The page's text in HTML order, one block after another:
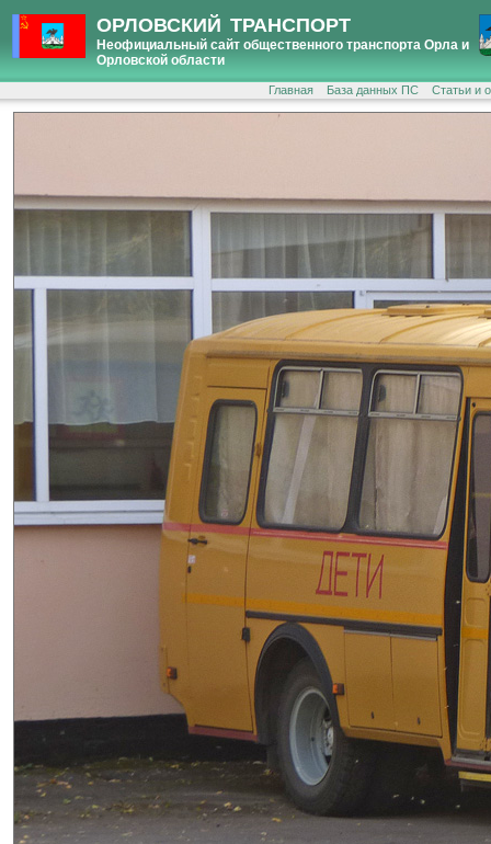
ОРЛОВСКИЙ ТРАНСПОРТ
Неофициальный сайт общественного транспорта Орла и
Орловской области
Главная База данных ПС Статьи и